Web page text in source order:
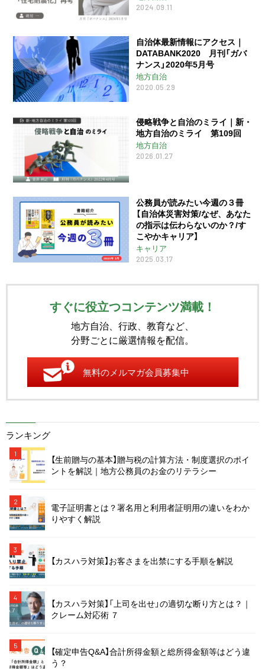
2024.09.11
自治体最新情報にアクセス｜
DATABANK2020 月刊「ガバ
ナンス」2020年5月号
地方自治
2020.05.29
侵略戦争と自治のミライ｜新・
地方自治のミライ 第109回
地方自治
2026.01.27
公務員が読みたい今週の３冊
【自治体災害対策/なぜ、あなた
の指示は伝わらないのか？/す
こやかキャリア】
キャリア
2025.03.17
すぐに役立つコンテンツ満載！
地方自治、行政、教育など、
分野ごとに厳選情報を配信。
無料のメルマガ会員募集中
ランキング
1
【生前贈与の基本】贈与税の計算方法・制度選択のポイ
ントを解説｜地方公務員のお金のリテラシー
2
電子証明書とは？署名用と利用者証明用の違いをわか
りやすく解説
3
【カスハラ対策】お客さまを出禁にする手順を解説
4
【カスハラ対策】「上司を出せ」の適切な断り方とは？｜
クレーム対応術 ７
5
【確定申告Q&A】合計所得金額と総所得金額等はどう違
う？